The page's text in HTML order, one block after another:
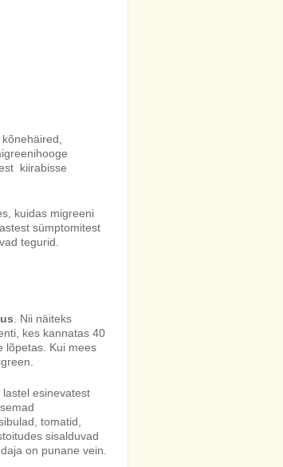
kiirabisse
kuidas migreeni
sümptomitest
tegurid.
. Nii näiteks
kes kannatas 40
lõpetas. Kui mees
esinevatest
tomatid,
sisalduvad
on punane vein.